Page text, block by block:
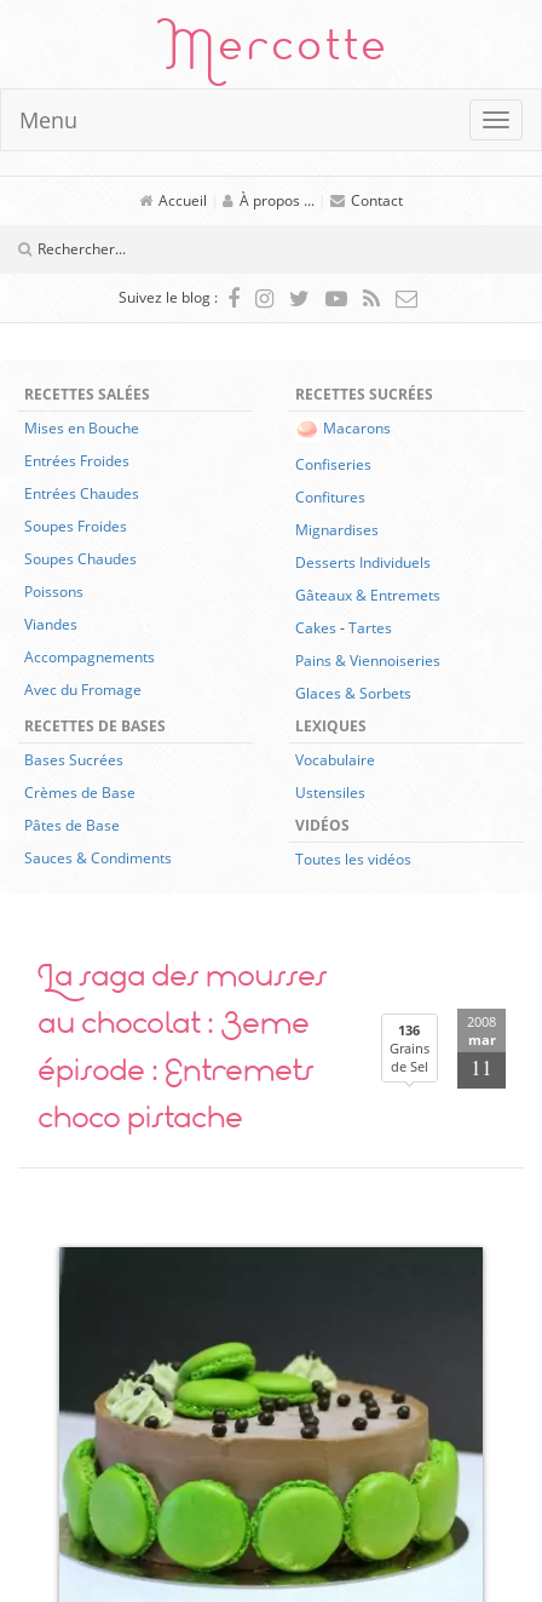
Mercotte
Menu
Accueil À propos ... Contact
Suivez le blog :
RECETTES SALÉES
Mises en Bouche
Entrées Froides
Entrées Chaudes
Soupes Froides
Soupes Chaudes
Poissons
Viandes
Accompagnements
Avec du Fromage
RECETTES SUCRÉES
Macarons
Confiseries
Confitures
Mignardises
Desserts Individuels
Gâteaux & Entremets
Cakes-Tartes
Pains & Viennoiseries
Glaces & Sorbets
RECETTES DE BASES
Bases Sucrées
Crèmes de Base
Pâtes de Base
Sauces & Condiments
LEXIQUES
Vocabulaire
Ustensiles
VIDÉOS
Toutes les vidéos
La saga des mousses
au chocolat : 3eme
épisode : Entremets
choco pistache
136
Grains
de Sel
2008
mar
11